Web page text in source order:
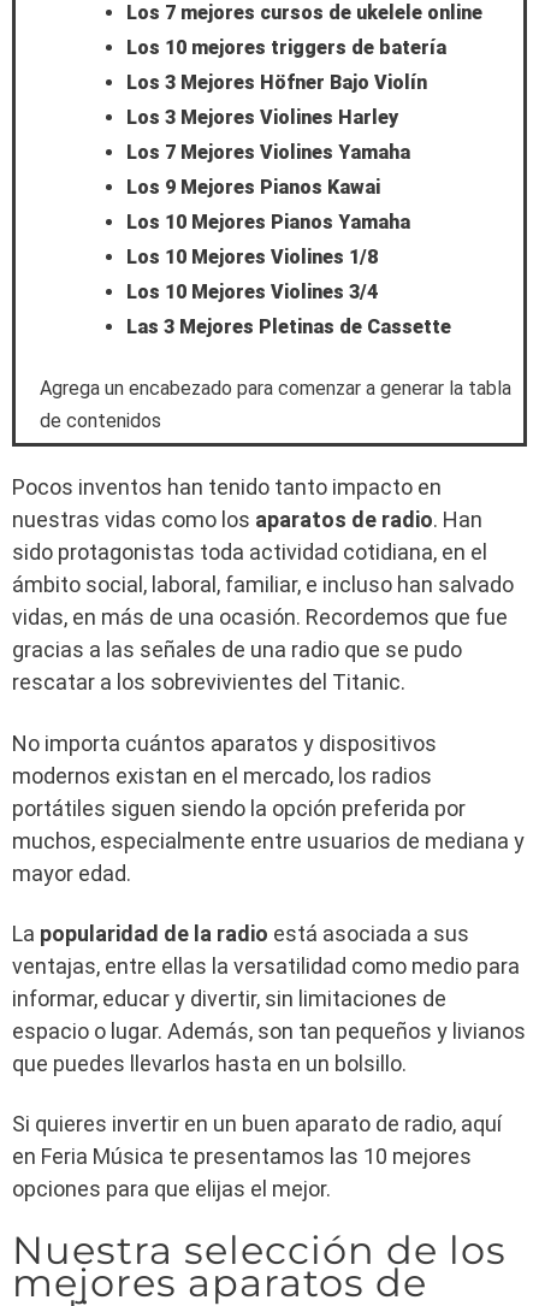
Los 7 mejores cursos de ukelele online
Los 10 mejores triggers de batería
Los 3 Mejores Höfner Bajo Violín
Los 3 Mejores Violines Harley
Los 7 Mejores Violines Yamaha
Los 9 Mejores Pianos Kawai
Los 10 Mejores Pianos Yamaha
Los 10 Mejores Violines 1/8
Los 10 Mejores Violines 3/4
Las 3 Mejores Pletinas de Cassette
Agrega un encabezado para comenzar a generar la tabla
de contenidos
Pocos inventos han tenido tanto impacto en
nuestras vidas como los aparatos de radio. Han
sido protagonistas toda actividad cotidiana, en el
ámbito social, laboral, familiar, e incluso han salvado
vidas, en más de una ocasión. Recordemos que fue
gracias a las señales de una radio que se pudo
rescatar a los sobrevivientes del Titanic.
No importa cuántos aparatos y dispositivos
modernos existan en el mercado, los radios
portátiles siguen siendo la opción preferida por
muchos, especialmente entre usuarios de mediana y
mayor edad.
La popularidad de la radio está asociada a sus
ventajas, entre ellas la versatilidad como medio para
informar, educar y divertir, sin limitaciones de
espacio o lugar. Además, son tan pequeños y livianos
que puedes llevarlos hasta en un bolsillo.
Si quieres invertir en un buen aparato de radio, aquí
en Feria Música te presentamos las 10 mejores
opciones para que elijas el mejor.
Nuestra selección de los
mejores aparatos de